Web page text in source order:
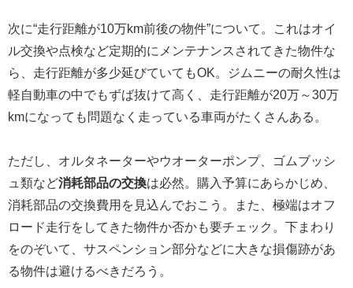
次に“走行距離が10万km前後の物件”について。これはオイ
ル交換や点検など定期的にメンテナンスされてきた物件な
ら、走行距離が多少延びていてもOK。ジムニーの耐久性は
軽自動車の中でもずば抜けて高く、走行距離が20万～30万
kmになっても問題なく走っている車両がたくさんある。
ただし、オルタネーターやウオーターポンプ、ゴムブッシ
ュ類など消耗部品の交換は必然。購入予算にあらかじめ、
消耗部品の交換費用を見込んでおこう。また、極端はオフ
ロード走行をしてきた物件か否かも要チェック。下まわり
をのぞいて、サスペンション部分などに大きな損傷跡があ
る物件は避けるべきだろう。